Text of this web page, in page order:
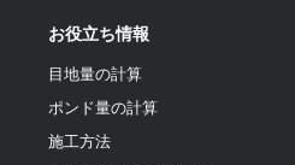
お役立ち情報
目地量の計算
ポンド量の計算
施工方法